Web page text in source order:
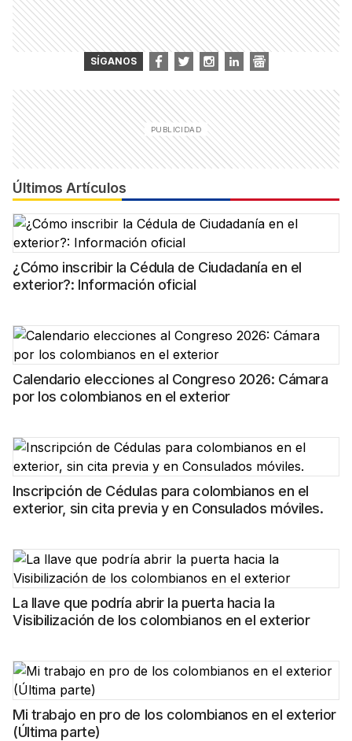
SÍGANOS
Últimos Artículos
¿Cómo inscribir la Cédula de Ciudadanía en el
exterior?: Información oficial
Calendario elecciones al Congreso 2026: Cámara
por los colombianos en el exterior
Inscripción de Cédulas para colombianos en el
exterior, sin cita previa y en Consulados móviles.
La llave que podría abrir la puerta hacia la
Visibilización de los colombianos en el exterior
Mi trabajo en pro de los colombianos en el exterior
(Última parte)